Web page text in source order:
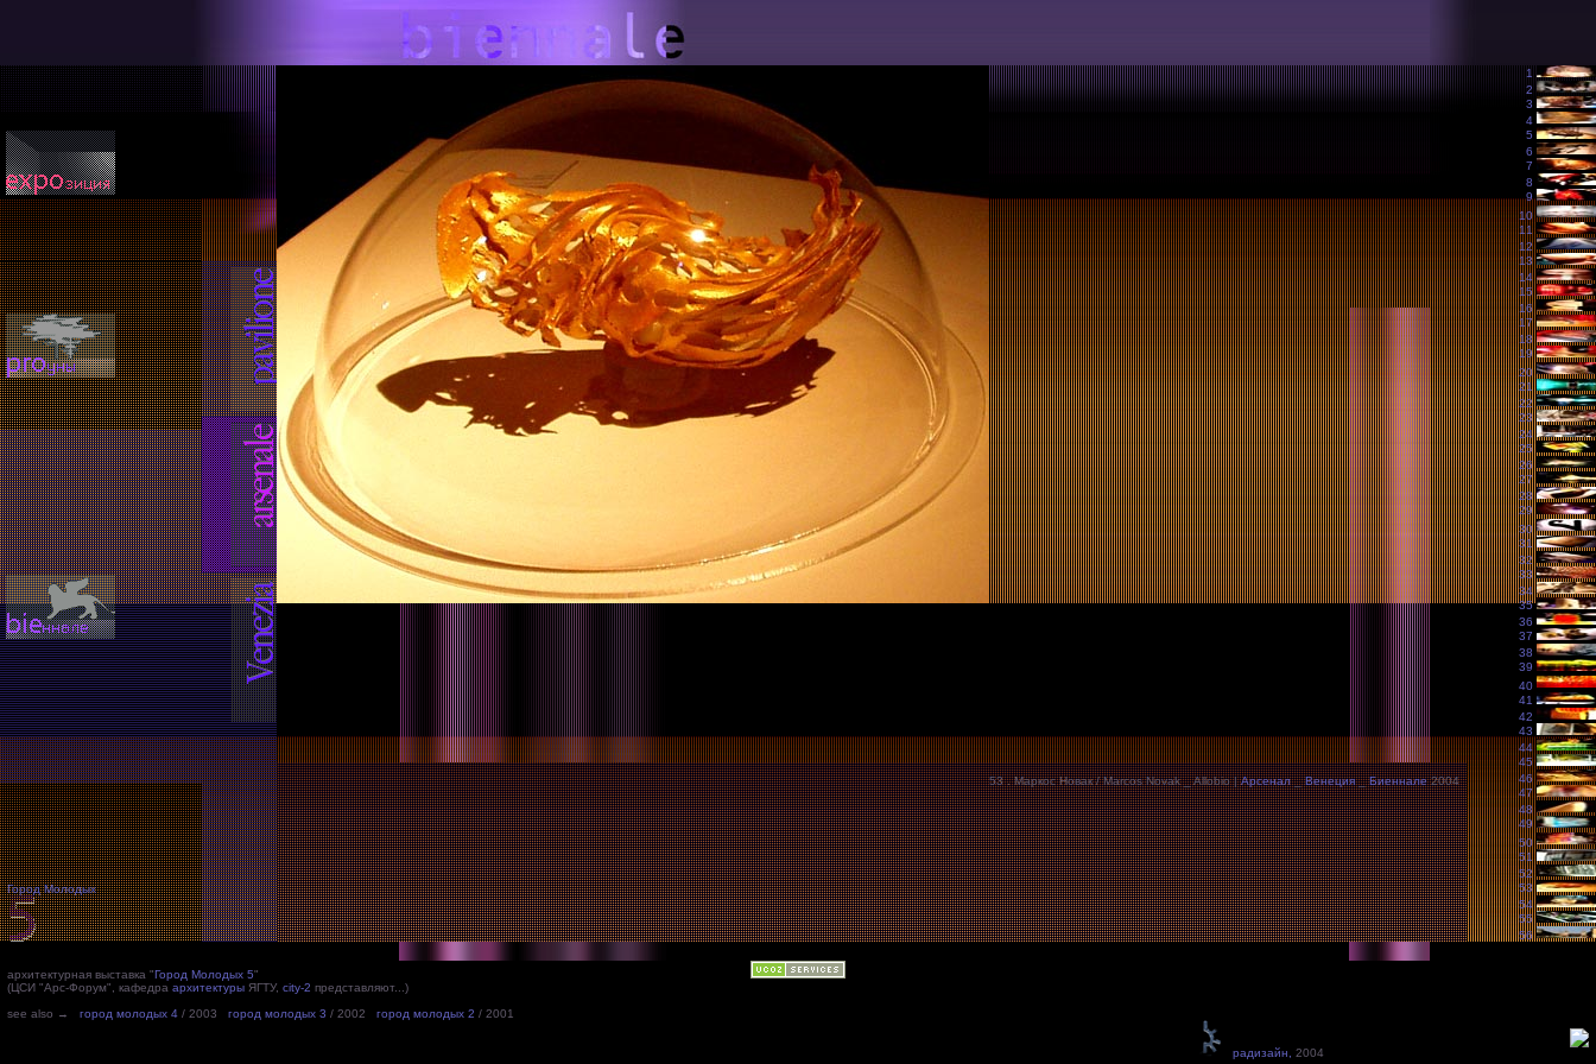
1
2
3
4
5
6
7
8
9
10
11
12
13
14
15
16
17
18
19
20
21
22
23
24
25
26
27
28
29
30
31
32
33
34
35
36
37
38
39
40
41
42
43
44
45
46
47
48
49
50
51
52
53
54
55
56
53 . Маркос Новак / Marcos Novak _ Allobio |Арсенал_Венеция_Биеннале2004
Город Молодых
архитектурная выставка "Город Молодых 5"
(ЦСИ "Арс-Форум", кафедра архитектуры ЯГТУ, city-2 представляют...)
see also → город молодых 4 / 2003 город молодых 3 / 2002 город молодых 2 / 2001
радизайн, 2004